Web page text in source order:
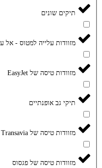
תיקים שונים
מזוודות עלייה למטוס - אל
מזוודות טיסה של EasyJet
תיקי גב אופנתיים
מזוודות טיסה של Transavia
מזוודות טיסה של פגסוס